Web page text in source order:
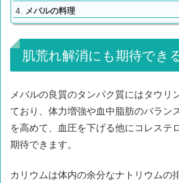
メバルの料理
肌荒れ解消にも期待でき
メバルの良質のタンパク質にはタウリ
ており、体力増強や血中脂肪のバラン
を高めて、血圧を下げる他にコレステ
期待できます。
カリウムは体内の余分なナトリウムの